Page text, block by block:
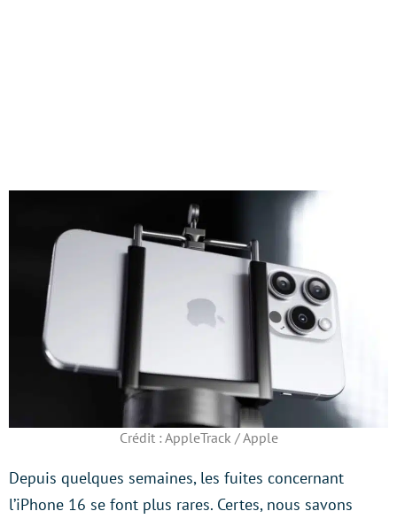
Crédit : AppleTrack / Apple
Depuis quelques semaines, les fuites concernant
l’iPhone 16 se font plus rares. Certes, nous savons